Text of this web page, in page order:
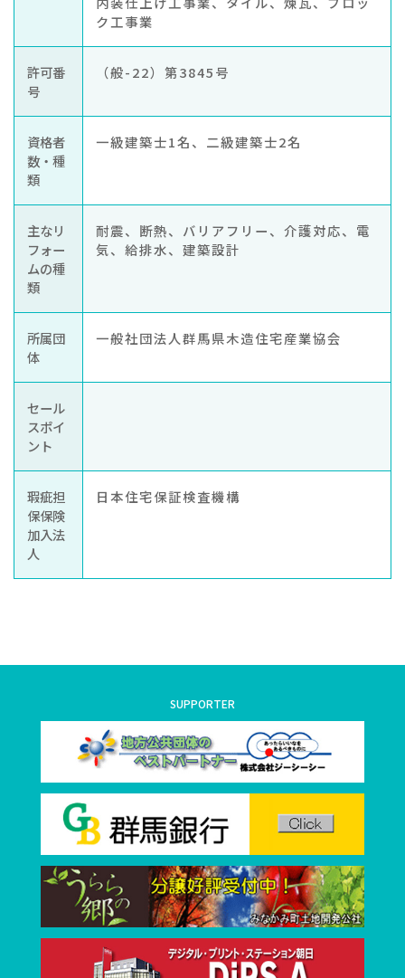
ク工事業
許可番
号
（般-22）第3845号
資格者
数・種
類
一級建築士1名、二級建築士2名
主なリ
フォー
ムの種
類
耐震、断熱、バリアフリー、介護対応、電
気、給排水、建築設計
所属団
体
一般社団法人群馬県木造住宅産業協会
セール
スポイ
ント
瑕疵担
保保険
加入法
人
日本住宅保証検査機構
SUPPORTER